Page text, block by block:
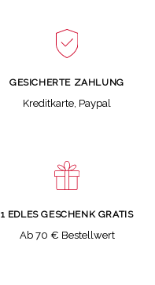
GESICHERTE ZAHLUNG
Kreditkarte, Paypal
1 EDLES GESCHENK GRATIS
Ab 70 € Bestellwert